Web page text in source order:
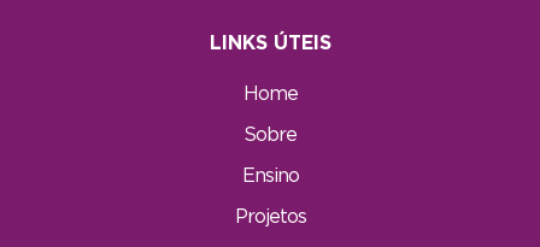
LINKS ÚTEIS
Home
Sobre
Ensino
Projetos